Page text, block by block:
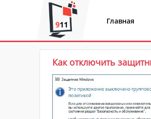
Главная
Как отключить